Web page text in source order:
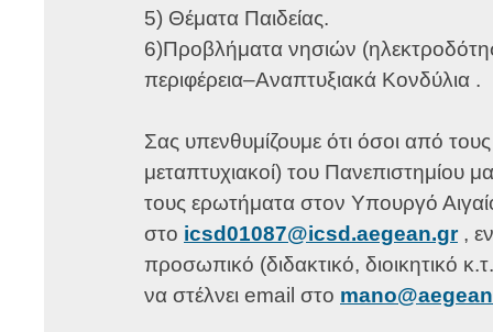
5) Θέματα Παιδείας.
6)Προβλήματα νησιών
περιφέρεια–Αναπτυξιακά Κονδύλια .
Σας υπενθυμίζουμε ότι όσοι από
μεταπτυχιακοί) του Πανεπιστημίου
τους ερωτήματα στον Υπουργό
στο icsd01087@icsd.aegean.gr,
προσωπικό (διδακτικό, διοικητικό
να στέλνει email στο